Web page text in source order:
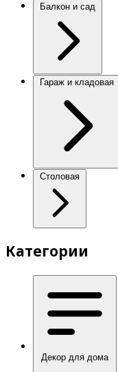
Балкон и сад
Гараж и кладовая
Столовая
Категории
Декор для дома